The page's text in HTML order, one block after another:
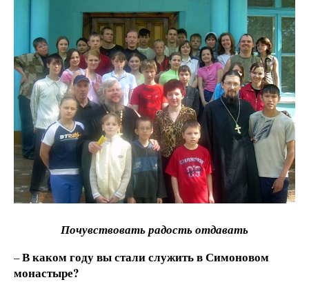
Почувствовать радость отдавать
–В каком году вы стали служить в Симоновом
монастыре?